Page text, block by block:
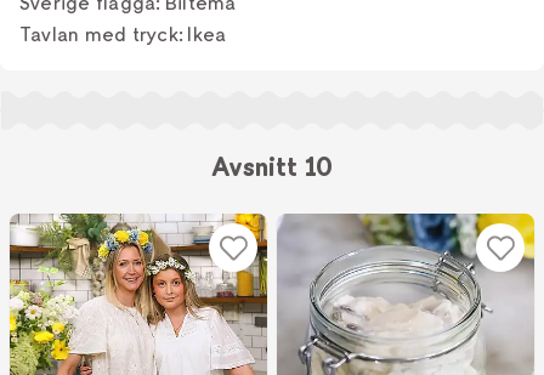
Tavlan med tryck: Ikea
Avsnitt 10